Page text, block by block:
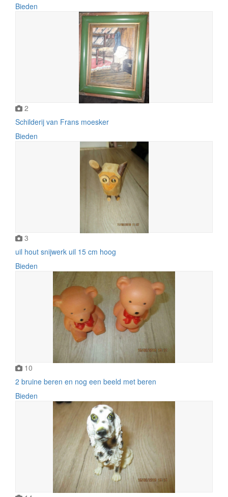
Bieden
2
Schilderij van Frans moesker
Bieden
3
uil hout snijwerk uil 15 cm hoog
Bieden
10
2 bruine beren en nog een beeld met beren
Bieden